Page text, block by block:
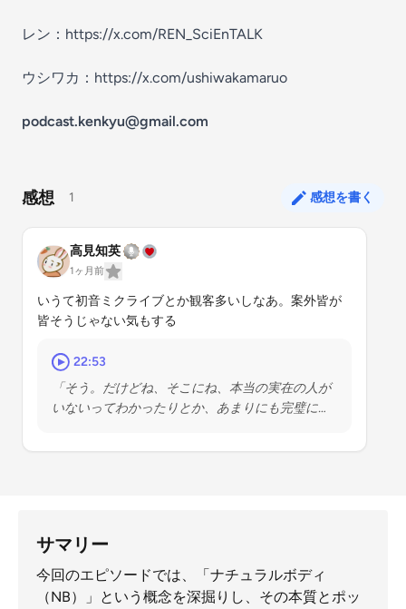
レン： https://x.com/REN_SciEnTALK
ウシワカ： https://x.com/ushiwakamaruo
podcast.kenkyu@gmail.com
感想 1 感想を書く
高見知英
1ヶ月前
いうて初音ミクライブとか観客多いしなあ。案外皆が
皆そうじゃない気もする
22:53
「そう。だけどね、そこにね、本当の実在の人が
いないってわかったりとか、あまりにも完璧にや
ら、」
サマリー
今回のエピソードでは、「ナチュラルボディ
（NB）」という概念を深掘りし、その本質とポッ